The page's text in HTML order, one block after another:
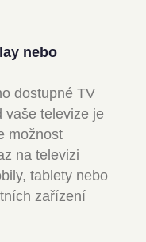
nebo
dostupné TV
vaše televize je
možnost
na televizi
tablety nebo
zařízení